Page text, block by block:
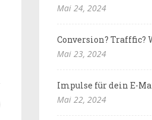
Mai 24, 2024
Conversion? Trafffic?
Mai 23, 2024
Impulse für dein E-
Mai 22, 2024